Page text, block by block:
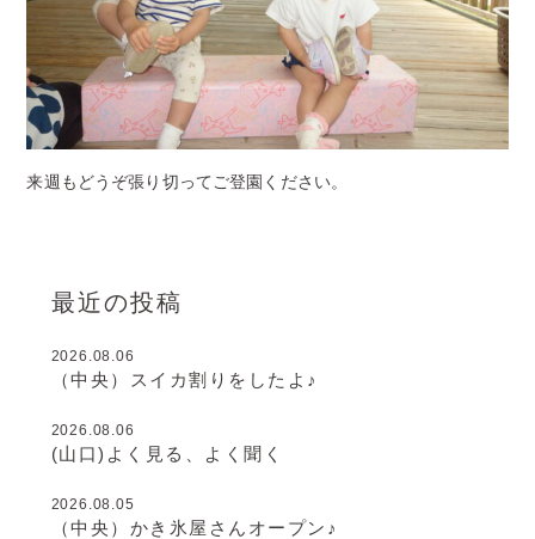
来週もどうぞ張り切ってご登園ください。
最近の投稿
2026.08.06
（中央）スイカ割りをしたよ♪
2026.08.06
(山口)よく見る、よく聞く
2026.08.05
（中央）かき氷屋さんオープン♪